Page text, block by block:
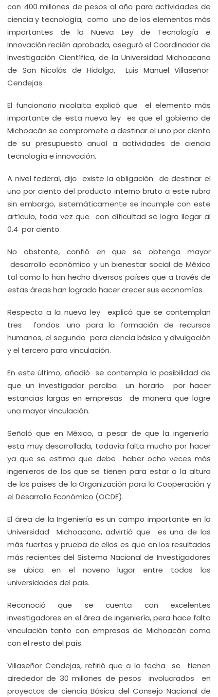
con 400 millones de pesos al año para actividades de
ciencia y tecnología, como uno de los elementos más
importantes de la Nueva Ley de Tecnología e
Innovación recién aprobada, aseguró el Coordinador de
Investigación Científica, de la Universidad Michoacana
de San Nicolás de Hidalgo, Luis Manuel Villaseñor
Cendejas.
El funcionario nicolaita explicó que el elemento más
importante de esta nueva ley es que el gobierno de
Michoacán se compromete a destinar el uno por ciento
de su presupuesto anual a actividades de ciencia
tecnología e innovación.
A nivel federal, dijo existe la obligación de destinar el
uno por ciento del producto interno bruto a este rubro
sin embargo, sistemáticamente se incumple con este
artículo, toda vez que con dificultad se logra llegar al
0.4 por ciento.
No obstante, confió en que se obtenga mayor
desarrollo económico y un bienestar social de México
tal como lo han hecho diversos países que a través de
estas áreas han logrado hacer crecer sus economías.
Respecto a la nueva ley explicó que se contemplan
tres fondos: uno para la formación de recursos
humanos, el segundo para ciencia básica y divulgación
y el tercero para vinculación.
En este último, añadió se contempla la posibilidad de
que un investigador perciba un horario por hacer
estancias largas en empresas de manera que logre
una mayor vinculación.
Señaló que en México, a pesar de que la ingeniería
esta muy desarrollada, todavía falta mucho por hacer
ya que se estima que debe haber ocho veces más
ingenieros de los que se tienen para estar a la altura
de los países de la Organización para la Cooperación y
el Desarrollo Económico (OCDE).
El área de la Ingeniería es un campo importante en la
Universidad Michoacana, advirtió que es una de las
más fuertes y prueba de ellos es que en los resultados
más recientes del Sistema Nacional de Investigadores
se ubica en el noveno lugar entre todas las
universidades del país.
Reconoció que se cuenta con excelentes
investigadores en el área de ingeniería, pera hace falta
vinculación tanto con empresas de Michoacán como
con el resto del país.
Villaseñor Cendejas, refirió que a la fecha se tienen
alrededor de 30 millones de pesos involucrados en
proyectos de ciencia Básica del Consejo Nacional de